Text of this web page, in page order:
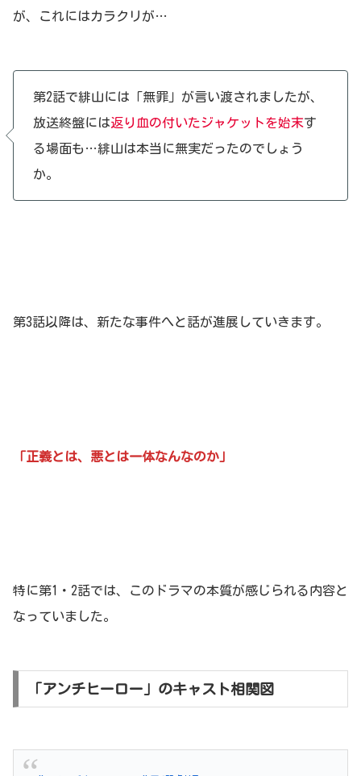
が、これにはカラクリが…
第2話で緋山には「無罪」が言い渡されましたが、
放送終盤には返り血の付いたジャケットを始末す
る場面も…緋山は本当に無実だったのでしょう
か。
第3話以降は、新たな事件へと話が進展していきます。
「正義とは、悪とは一体なんなのか」
特に第1・2話では、このドラマの本質が感じられる内容と
なっていました。
「アンチヒーロー」のキャスト相関図